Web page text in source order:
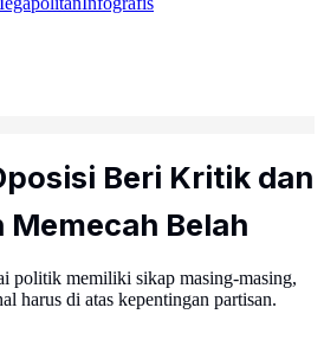
Beri Kritik dan
Memecah Belah
politik memiliki sikap masing-masing,
harus di atas kepentingan partisan.